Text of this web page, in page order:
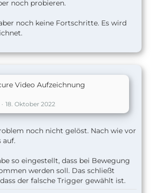
noch probieren.
noch keine Fortschritte. Es wird
Video Aufzeichnung
18. Oktober 2022
noch nicht gelöst. Nach wie vor
auf.
so eingestellt, dass bei Bewegung
werden soll. Das schließt
der falsche Trigger gewählt ist.